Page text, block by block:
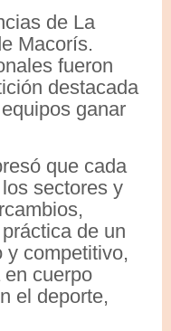
de La
Macorís.
fueron
destacada
ganar
que cada
sectores y
de un
y competitivo,
en cuerpo
el deporte,